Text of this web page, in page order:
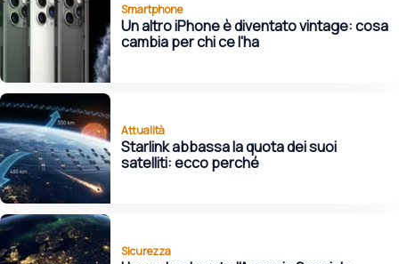
Smartphone
Un altro iPhone è diventato vintage: cosa
cambia per chi ce l'ha
Attualità
Starlink abbassa la quota dei suoi
satelliti: ecco perché
Sicurezza